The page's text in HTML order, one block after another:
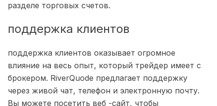
разделе торговых счетов.
поддержка клиентов
поддержка клиентов оказывает огромное
влияние на весь опыт, который трейдер имеет с
брокером. RiverQuode предлагает поддержку
через живой чат, телефон и электронную почту.
Вы можете посетить веб -сайт, чтобы